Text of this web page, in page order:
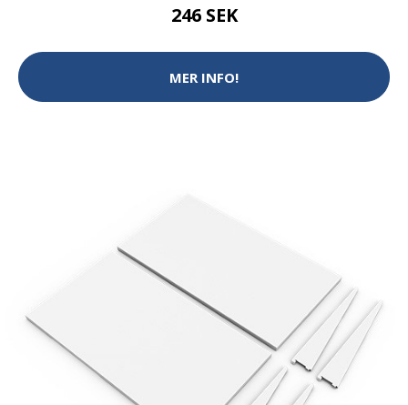
246 SEK
MER INFO!